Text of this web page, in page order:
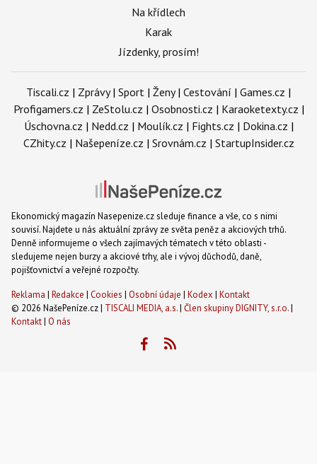
Na křídlech
Karak
Jízdenky, prosím!
Tiscali.cz | Zprávy| Sport | Ženy| Cestování | Games.cz |
Profigamers.cz | ZeStolu.cz | Osobnosti.cz | Karaoketexty.cz |
Úschovna.cz | Nedd.cz | Moulík.cz | Fights.cz | Dokina.cz |
CZhity.cz | Našepeníze.cz | Srovnám.cz | StartupInsider.cz
Ekonomický magazín Nasepenize.cz sleduje finance a vše, co s nimi
souvisí. Najdete u nás aktuální zprávy ze světa peněz a akciových trhů.
Denně informujeme o všech zajímavých tématech v této oblasti -
sledujeme nejen burzy a akciové trhy, ale i vývoj důchodů, daně,
pojišťovnictví a veřejné rozpočty.
Reklama | Redakce | Cookies | Osobní údaje | Kodex | Kontakt
© 2026 NašePeníze.cz | TISCALI MEDIA, a.s.| Člen skupiny DIGNITY, s.r.o.|
Kontakt| O nás